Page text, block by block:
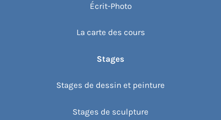
Écrit-Photo
La carte des cours
Stages
Stages de dessin et peinture
Stages de sculpture